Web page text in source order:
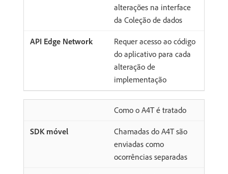
alterações na interface
da Coleção de dados
Requer acesso ao código
do aplicativo para cada
alteração de
implementação
Como o A4T é tratado
Chamadas do A4T são
enviadas como
ocorrências separadas